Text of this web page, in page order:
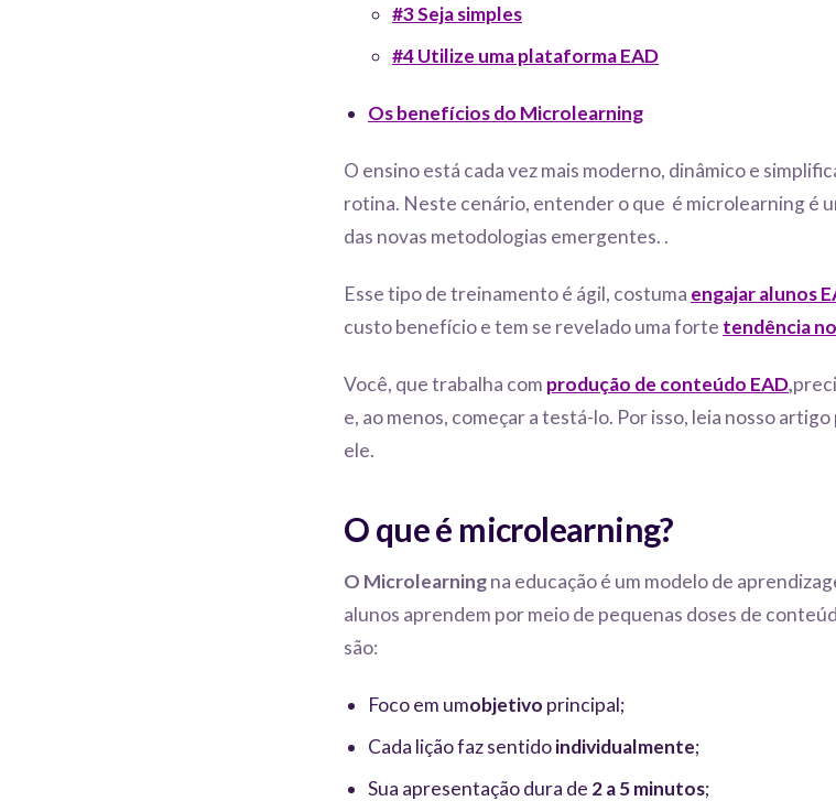
#3 Seja simples
#4 Utilize uma plataforma EAD
Os benefícios do Microlearning
O ensino está cada vez mais moderno, dinâmico e
rotina. Neste cenário, entender o que é microlearning é
das novas metodologias emergentes. .
Esse tipo de treinamento é ágil, costuma engajar alunos
custo benefício e tem se revelado uma forte tendência
Você, que trabalha com produção de conteúdo EAD,
e, ao menos, começar a testá-lo. Por isso, leia nosso
ele.
O que é microlearning?
O Microlearningna educação é um modelo de
alunos aprendem por meio de pequenas doses de
são:
Foco em umobjetivo principal;
Cada lição faz sentidoindividualmente;
Sua apresentação dura de 2 a 5 minutos;